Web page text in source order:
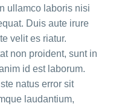
ullamco laboris nisi
Duis aute irure
velit es riatur.
non proident, sunt in
id est laborum.
natus error sit
laudantium,